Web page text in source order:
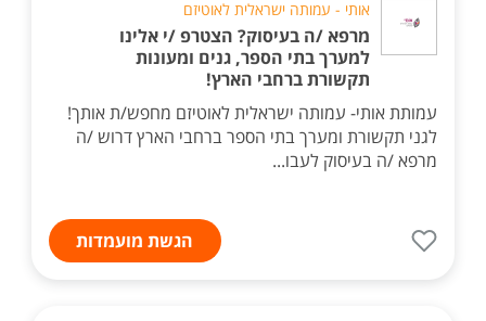
אותי - עמותה ישראלית לאוטיזם
מרפא /ה בעיסוק? הצטרפ /י אלינו
למערך בתי הספר, גנים ומעונות
תקשורת ברחבי הארץ!
עמותת אותי- עמותה ישראלית לאוטיזם מחפש/ת אותך!
לגני תקשורת ומערך בתי הספר ברחבי הארץ דרוש /ה
מרפא /ה בעיסוק לעבו...
הגשת מועמדות